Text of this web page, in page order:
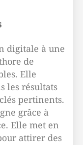
digitale à une
de
Elle
les résultats
pertinents.
grâce à
Elle met en
attirer des